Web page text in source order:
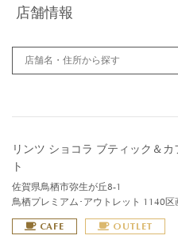
店舗情報
リンツ ショコラ ブティック＆
ト
佐賀県鳥栖市弥生が丘8-1
鳥栖プレミアム･アウトレット 1140区
CAFE OUTLET